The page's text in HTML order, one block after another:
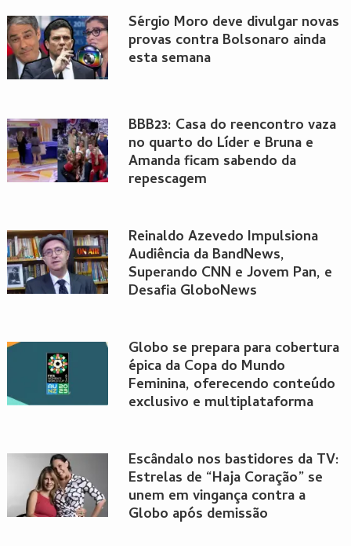
Sérgio Moro deve divulgar novas
provas contra Bolsonaro ainda
esta semana
BBB23: Casa do reencontro vaza
no quarto do Líder e Bruna e
Amanda ficam sabendo da
repescagem
Reinaldo Azevedo Impulsiona
Audiência da BandNews,
Superando CNN e Jovem Pan, e
Desafia GloboNews
Globo se prepara para cobertura
épica da Copa do Mundo
Feminina, oferecendo conteúdo
exclusivo e multiplataforma
Escândalo nos bastidores da TV:
Estrelas de “Haja Coração” se
unem em vingança contra a
Globo após demissão